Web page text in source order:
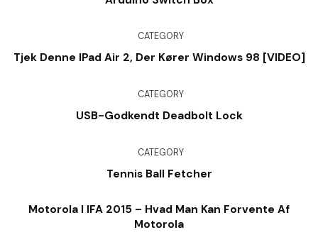
CATEGORY
Tjek Denne IPad Air 2, Der Kører Windows 98 [VIDEO]
CATEGORY
USB-Godkendt Deadbolt Lock
CATEGORY
Tennis Ball Fetcher
Motorola I IFA 2015 – Hvad Man Kan Forvente Af
Motorola